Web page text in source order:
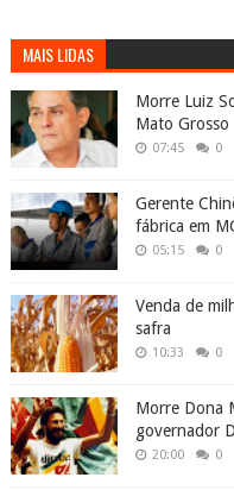
MAIS LIDAS
Morre Luiz
Mato Grosso
07:45 0
Gerente
fábrica em
05:15 0
Venda de
safra
10:33 0
Morre Dona
governador
20:00 0